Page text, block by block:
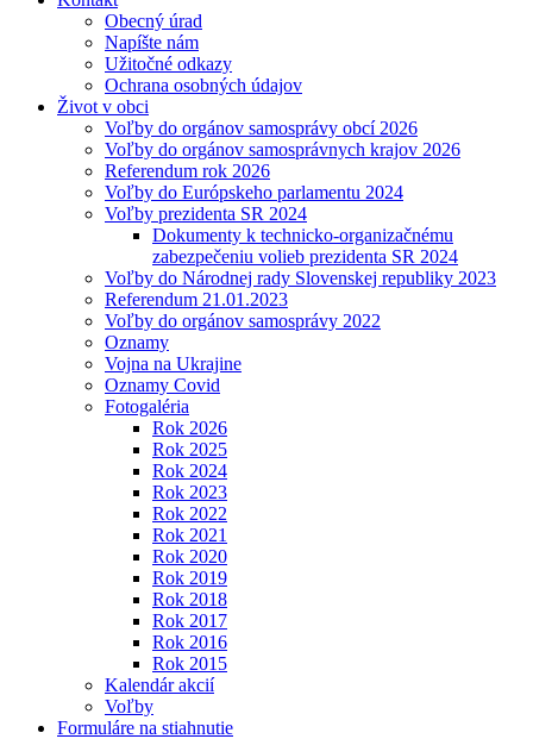
Obecný úrad
Napíšte nám
Užitočné odkazy
Ochrana osobných údajov
Život v obci
Voľby do orgánov samosprávy obcí 2026
Voľby do orgánov samosprávnych krajov 2026
Referendum rok 2026
Voľby do Európskeho parlamentu 2024
Voľby prezidenta SR 2024
Dokumenty k technicko-organizačnému
zabezpečeniu volieb prezidenta SR 2024
Voľby do Národnej rady Slovenskej republiky 2023
Referendum 21.01.2023
Voľby do orgánov samosprávy 2022
Oznamy
Vojna na Ukrajine
Oznamy Covid
Fotogaléria
Rok 2026
Rok 2025
Rok 2024
Rok 2023
Rok 2022
Rok 2021
Rok 2020
Rok 2019
Rok 2018
Rok 2017
Rok 2016
Rok 2015
Kalendár akcií
Voľby
Formuláre na stiahnutie